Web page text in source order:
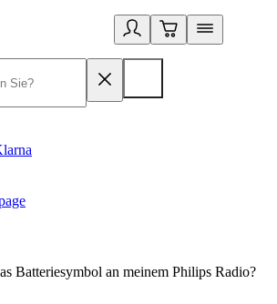
Batteriesymbol an meinem Philips Radio?